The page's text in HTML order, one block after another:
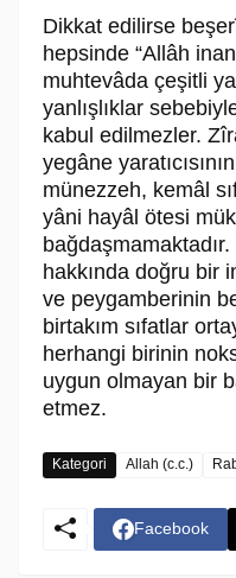
Dikkat edilirse
hepsinde “Allâh
muhtevâda çeşitli
yanlışlıklar
kabul edilmezler.
yegâne
münezzeh, kemâl
yâni hayâl ötesi
hakkında doğru bir
ve peygamberinin
birtakım sıfatlar
herhangi birinin
uygun olmayan bir
etmez.
Kategori Allah (c.c.)
Facebook